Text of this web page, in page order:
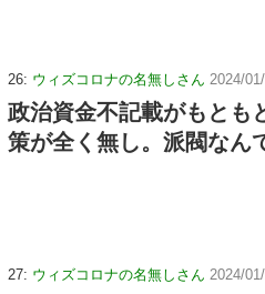
26: ウィズコロナの名無しさん 2024/
政治資金不記載がもとも
策が全く無し。派閥なん
27: ウィズコロナの名無しさん 2024/